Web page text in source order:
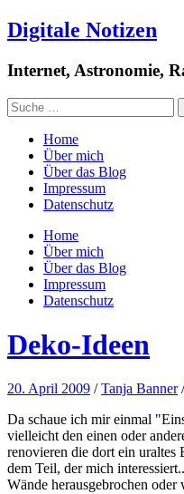
Digitale Notizen
Internet, Astronomie,
Home
Über mich
Über das Blog
Impressum
Datenschutz
Home
Über mich
Über das Blog
Impressum
Datenschutz
Deko-Ideen
20. April 2009 /Tanja Banner
Da schaue ich mir einmal
vielleicht den einen oder
renovieren die dort ein uraltes
dem Teil, der mich
Wände herausgebrochen oder